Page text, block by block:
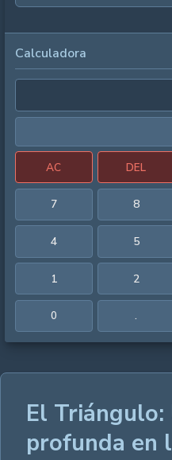
Calculadora
AC DEL
7 8
4 5
1 2
0 .
El Triángulo:
profunda en